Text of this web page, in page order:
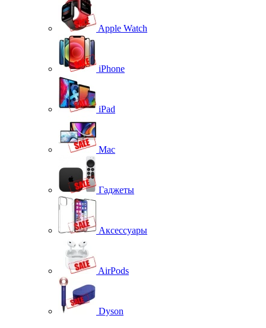
Apple Watch
iPhone
iPad
Mac
Гаджеты
Аксессуары
AirPods
Dyson